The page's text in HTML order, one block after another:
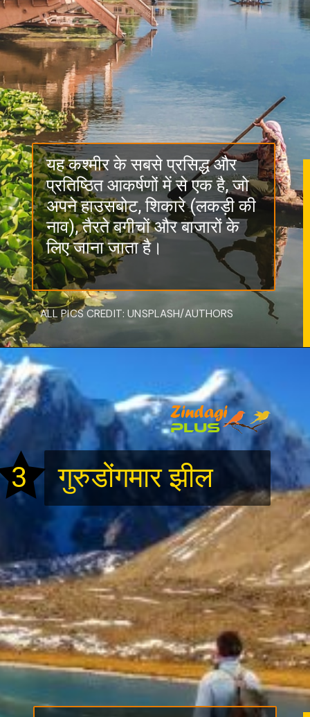
यह कश्मीर के सबसे प्रसिद्ध और
प्रतिष्ठित आकर्षणों में से एक है, जो
अपने हाउसबोट, शिकारे (लकड़ी की
नाव), तैरते बगीचों और बाजारों के
लिए जाना जाता है।
ALL PICS CREDIT: UNSPLASH/AUTHORS
3 गुरुडोंगमार झील